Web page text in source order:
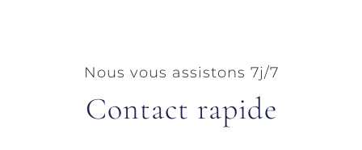
Nous vous assistons 7j/7
Contact rapide